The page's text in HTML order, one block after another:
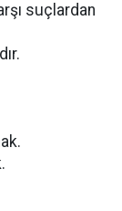
suçlardan